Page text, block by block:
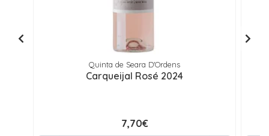
Quinta de Seara D'Ordens
Carqueijal Rosé 2024
7,70€